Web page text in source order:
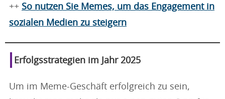
++ So nutzen Sie Memes, um das Engagement in
sozialen Medien zu steigern
Erfolgsstrategien im Jahr 2025
Um im Meme-Geschäft erfolgreich zu sein,